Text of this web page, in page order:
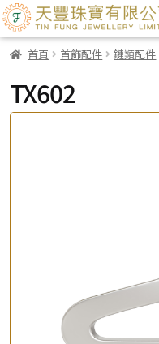
首頁 首飾配件 鏈類配件
TX602